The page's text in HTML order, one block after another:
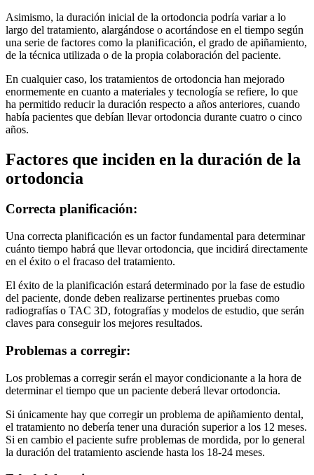
Asimismo, la duración inicial de la ortodoncia podría variar a lo
largo del tratamiento, alargándose o acortándose en el tiempo según
una serie de factores como la planificación, el grado de apiñamiento,
de la técnica utilizada o de la propia colaboración del paciente.
En cualquier caso, los tratamientos de ortodoncia han mejorado
enormemente en cuanto a materiales y tecnología se refiere, lo que
ha permitido reducir la duración respecto a años anteriores, cuando
había pacientes que debían llevar ortodoncia durante cuatro o cinco
años.
Factores que inciden en la duración de la
ortodoncia
Correcta planificación:
Una correcta planificación es un factor fundamental para determinar
cuánto tiempo habrá que llevar ortodoncia, que incidirá directamente
en el éxito o el fracaso del tratamiento.
El éxito de la planificación estará determinado por la fase de estudio
del paciente, donde deben realizarse pertinentes pruebas como
radiografías o TAC 3D, fotografías y modelos de estudio, que serán
claves para conseguir los mejores resultados.
Problemas a corregir:
Los problemas a corregir serán el mayor condicionante a la hora de
determinar el tiempo que un paciente deberá llevar ortodoncia.
Si únicamente hay que corregir un problema de apiñamiento dental,
el tratamiento no debería tener una duración superior a los 12 meses.
Si en cambio el paciente sufre problemas de mordida, por lo general
la duración del tratamiento asciende hasta los 18-24 meses.